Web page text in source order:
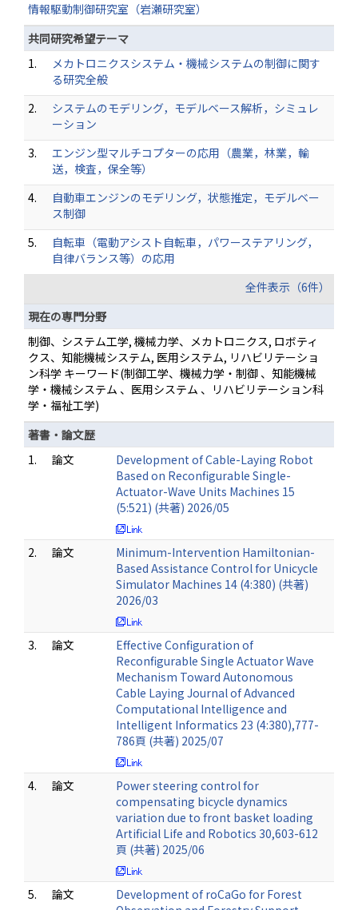
情報駆動制御研究室（岩瀬研究室）
共同研究希望テーマ
1.
メカトロニクスシステム・機械システムの制御に関す
る研究全般
2.
システムのモデリング，モデルベース解析，シミュレ
ーション
3.
エンジン型マルチコプターの応用（農業，林業，輸
送，検査，保全等）
4.
自動車エンジンのモデリング，状態推定，モデルベー
ス制御
5.
自転車（電動アシスト自転車，パワーステアリング，
自律バランス等）の応用
全件表示（6件）
現在の専門分野
制御、システム工学, 機械力学、メカトロニクス, ロボティ
クス、知能機械システム, 医用システム, リハビリテーショ
ン科学 キーワード(制御工学、機械力学・制御 、知能機械
学・機械システム 、医用システム 、リハビリテーション科
学・福祉工学)
著書・論文歴
1.
論文
Development of Cable-Laying Robot
Based on Reconfigurable Single-
Actuator-Wave Units Machines 15
(5:521) (共著) 2026/05
2. 論文
Minimum-Intervention Hamiltonian-
Based Assistance Control for Unicycle
Simulator Machines 14 (4:380) (共著)
2026/03
3. 論文
Effective Configuration of
Reconfigurable Single Actuator Wave
Mechanism Toward Autonomous
Cable Laying Journal of Advanced
Computational Intelligence and
Intelligent Informatics 23 (4:380),777-
786頁 (共著) 2025/07
4. 論文
Power steering control for
compensating bicycle dynamics
variation due to front basket loading
Artificial Life and Robotics 30,603-612
頁 (共著) 2025/06
5. 論文
Development of roCaGo for Forest